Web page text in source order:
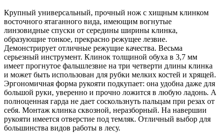
Крупный универсальный, прочный нож с хищным клинком
восточного ятаганного вида, имеющим вогнутые
линзовидные спуски от середины ширины клинка,
образующие тонкое, прекрасно режущее лезвие.
Демонстрирует отличные режущие качества. Весьма
серьезный инструмент. Клинок толщиной обуха в 3,7 мм
имеет прогнутое фальшлезвие на три четверти длины клинка
и может быть использован для рубки мелких костей и хрящей.
Эргономичная форма рукояти подкупает: она удобна даже для
большой руки, уверенно и прочно ложится в любую ладонь. А
полноценная гарда не дает соскользнуть пальцам при резах от
себя. Монтаж клинка сквозной, неразборный. На навершии
рукояти имеется отверстие под темляк. Отличный выбор для
большинства видов работы в лесу.